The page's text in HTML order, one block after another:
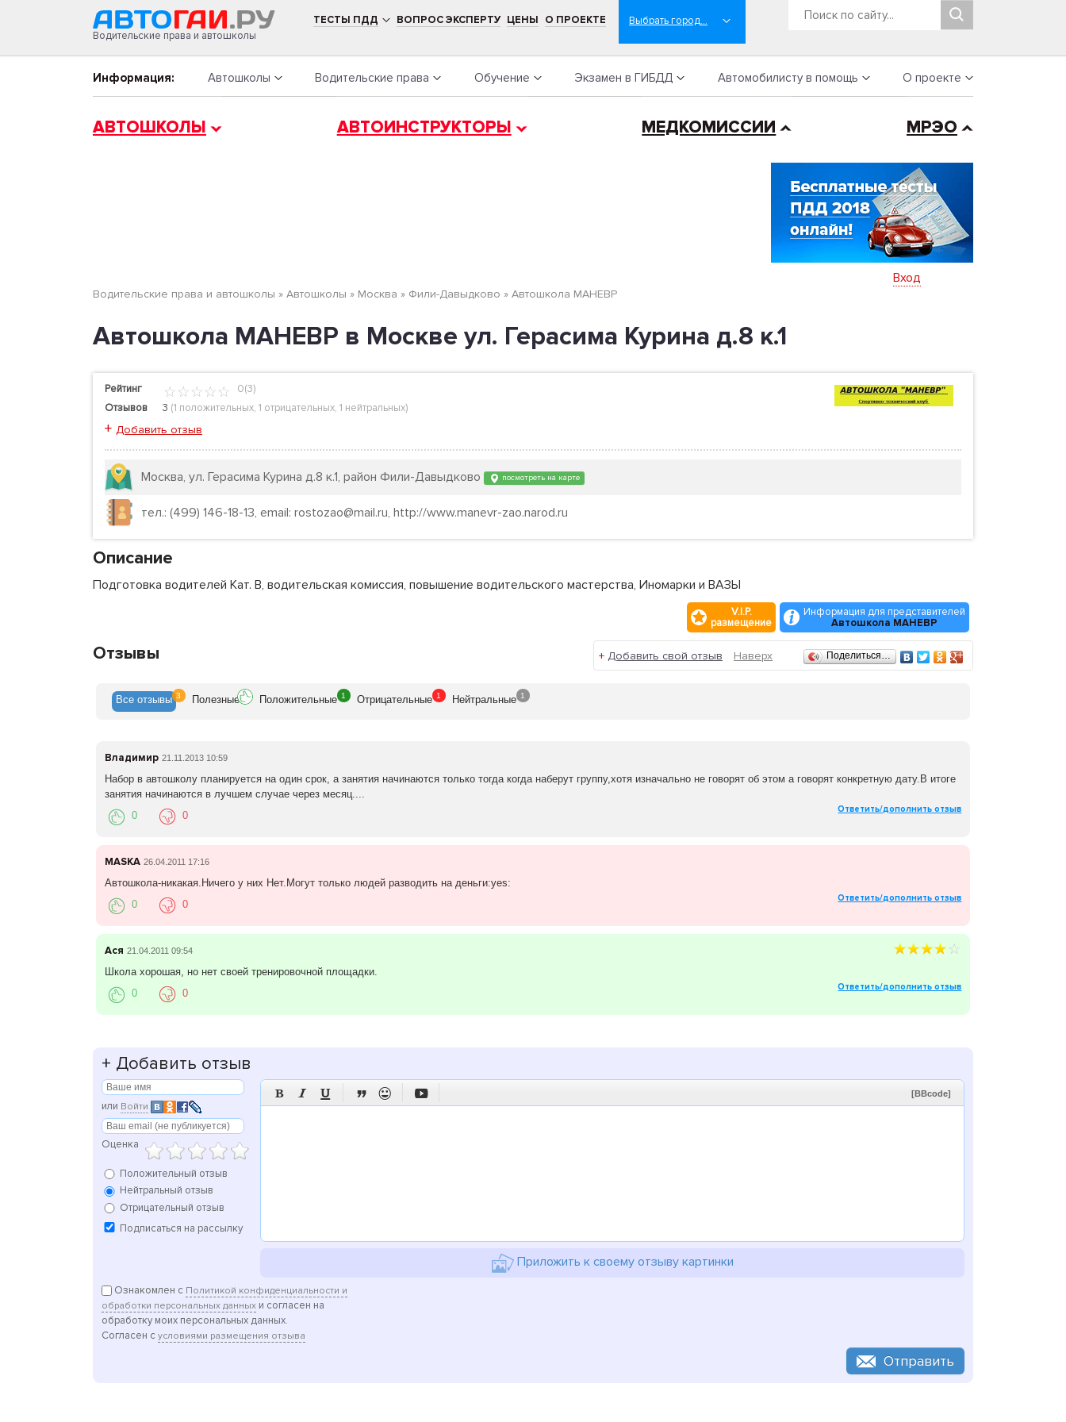
Водительские права и автошколы
ТЕСТЫ ПДД ВОПРОС ЭКСПЕРТУ ЦЕНЫ О ПРОЕКТЕ
Информация: Автошколы Водительские права Обучение Экзамен в ГИБДД Автомобилисту в помощь О проекте
АВТОШКОЛЫ АВТОИНСТРУКТОРЫ МЕДКОМИССИИ МРЭО
Водительские права и автошколы » Автошколы » Москва » Фили-Давыдково » Автошкола МАНЕВР
Вход
Автошкола МАНЕВР в Москве ул. Герасима Курина д.8 к.1
Рейтинг
0(3)
Отзывов
3 (1 положительных, 1 отрицательных, 1 нейтральных)
+ Добавить отзыв
Москва, ул. Герасима Курина д.8 к.1, район Фили-Давыдково посмотреть на карте
тел.: (499) 146-18-13, email: rostozao@mail.ru, http://www.manevr-zao.narod.ru
Описание
Подготовка водителей Кат. В, водительская комиссия, повышение водительского мастерства, Иномарки и ВАЗЫ
V.I.P.
размещение
Информация для представителей
Автошкола МАНЕВР
Отзывы + Добавить свой отзыв Наверх Поделиться…
Все отзывы 3 Полезные Положительные 1 Отрицательные 1 Нейтральные 1
Владимир 21.11.2013 10:59
Набор в автошколу планируется на один срок, а занятия начинаются только тогда когда наберут группу,хотя изначально не говорят об этом а говорят конкретную дату.В итоге
занятия начинаются в лучшем случае через месяц....
Ответить/дополнить отзыв
0 0
MASKA 26.04.2011 17:16
Автошкола-никакая.Ничего у них Нет.Могут только людей разводить на деньги:yes:
Ответить/дополнить отзыв
0 0
Ася 21.04.2011 09:54
Школа хорошая, но нет своей тренировочной площадки.
Ответить/дополнить отзыв
0 0
+ Добавить отзыв
или Войти
Оценка
Положительный отзыв
Нейтральный отзыв
Отрицательный отзыв
Подписаться на рассылку
      [BBcode]
Приложить к своему отзыву картинки
Ознакомлен с Политикой конфиденциальности и
обработки персональных данных и согласен на
обработку моих персональных данных.
Согласен с условиями размещения отзыва
Отправить